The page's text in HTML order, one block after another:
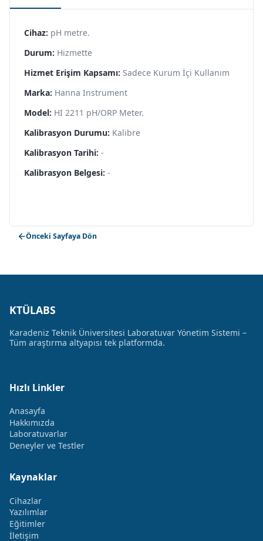
Cihaz: pH metre.
Durum: Hizmette
Hizmet Erişim Kapsamı: Sadece Kurum İçi Kullanım
Marka: Hanna Instrument
Model: HI 2211 pH/ORP Meter.
Kalibrasyon Durumu: Kalibre
Kalibrasyon Tarihi: -
Kalibrasyon Belgesi: -
Önceki Sayfaya Dön
KTÜLABS
Karadeniz Teknik Üniversitesi Laboratuvar Yönetim Sistemi –
Tüm araştırma altyapısı tek platformda.
Hızlı Linkler
Anasayfa
Hakkımızda
Laboratuvarlar
Deneyler ve Testler
Kaynaklar
Cihazlar
Yazılımlar
Eğitimler
İletişim